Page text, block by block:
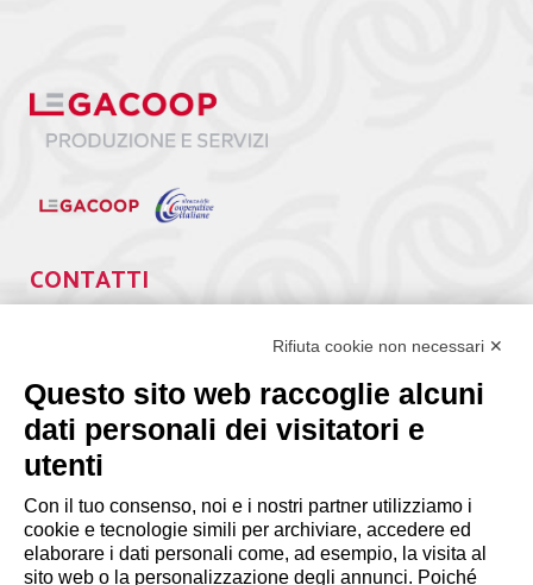
CONTATTI
segreteria@lps.coop
INFORMAZIONI
Rifiuta cookie non necessari ✕
Questo sito web raccoglie alcuni
dati personali dei visitatori e
utenti
Con il tuo consenso, noi e i nostri partner utilizziamo i
cookie e tecnologie simili per archiviare, accedere ed
elaborare i dati personali come, ad esempio, la visita al
sito web o la personalizzazione degli annunci. Poiché